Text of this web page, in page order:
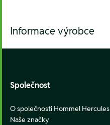
Informace výrobce
Společnost
O společnosti Hommel Hercules
Naše značky